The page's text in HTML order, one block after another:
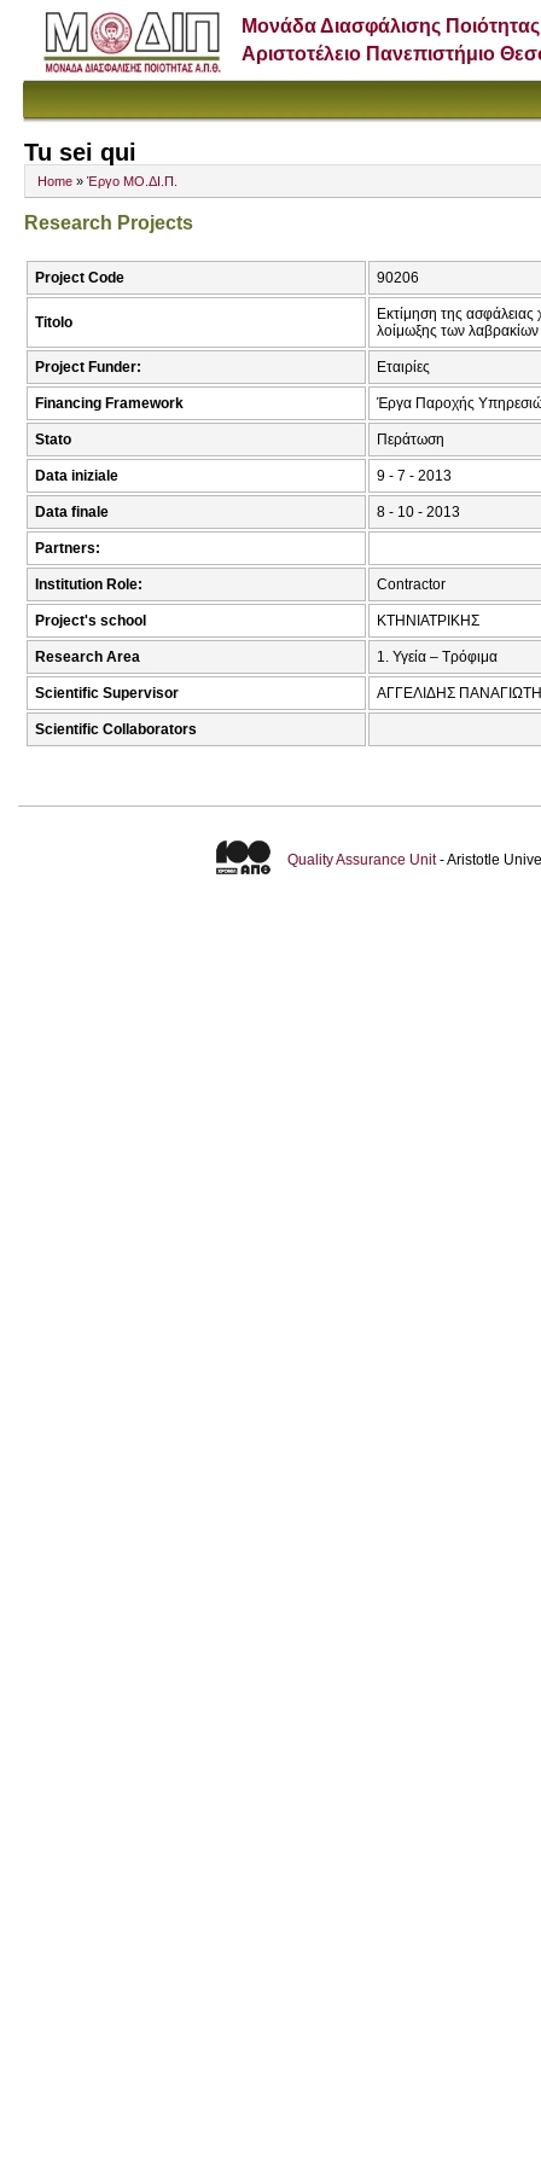
Μονάδα Διασφάλισης Ποιότητας
Αριστοτέλειο Πανεπιστήμιο
Tu sei qui
Home » Έργο ΜΟ.ΔΙ.Π.
Research Projects
Project Code 90206
Titolo
Εκτίμηση της
λοίμωξης των
Project Funder: Εταιρίες
Financing Framework Έργα Παροχής
Stato Περάτωση
Data iniziale 9 - 7 - 2013
Data finale 8 - 10 - 2013
Partners:
Institution Role: Contractor
Project's school ΚΤΗΝΙΑΤΡΙΚΗΣ
Research Area 1. Υγεία – Τρόφιμα
Scientific Supervisor ΑΓΓΕΛΙΔΗΣ
Scientific Collaborators
Quality Assurance Unit- Aristotle